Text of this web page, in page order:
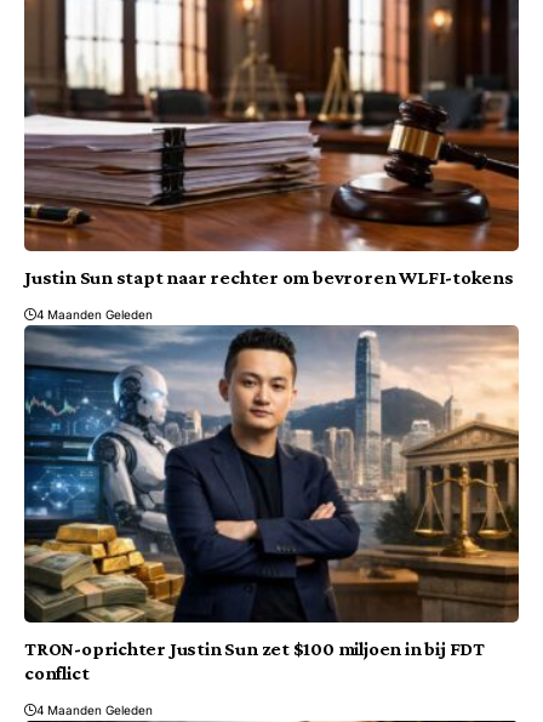
Justin Sun stapt naar rechter om bevroren WLFI-tokens
4 Maanden Geleden
TRON-oprichter Justin Sun zet $100 miljoen in bij FDT
conflict
4 Maanden Geleden